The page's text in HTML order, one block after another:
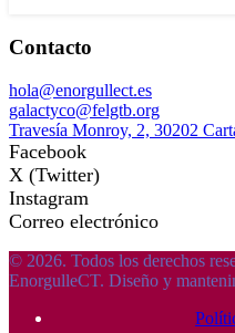
Contacto
hola@enorgullect.es
galactyco@felgtb.org
Travesía Monroy, 2, 30202
Facebook
X (Twitter)
Instagram
Correo electrónico
© 2026. Todos los derechos
EnorgulleCT. Diseño y